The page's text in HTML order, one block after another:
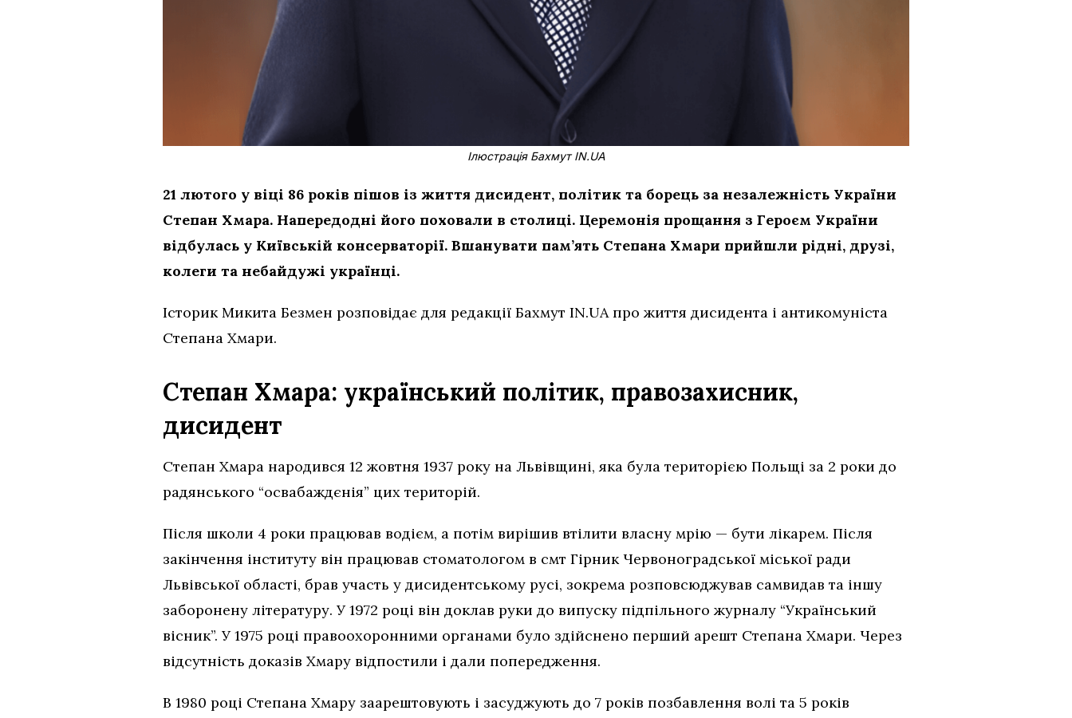
Ілюстрація Бахмут IN.UA
21 лютого у віці 86 років пішов із життя дисидент, політик та борець за незалежність України
Степан Хмара. Напередодні його поховали в столиці. Церемонія прощання з Героєм України
відбулась у Київській консерваторії. Вшанувати пам’ять Степана Хмари прийшли рідні, друзі,
колеги та небайдужі українці.
Історик Микита Безмен розповідає для редакції Бахмут IN.UA про життя дисидента і антикомуніста
Степана Хмари.
Степан Хмара: український політик, правозахисник,
дисидент
Степан Хмара народився 12 жовтня 1937 року на Львівщині, яка була територією Польщі за 2 роки до
радянського “освабаждєнія” цих територій.
Після школи 4 роки працював водієм, а потім вирішив втілити власну мрію — бути лікарем. Після
закінчення інституту він працював стоматологом в смт Гірник Червоноградської міської ради
Львівської області, брав участь у дисидентському русі, зокрема розповсюджував самвидав та іншу
заборонену літературу. У 1972 році він доклав руки до випуску підпільного журналу “Український
вісник”. У 1975 році правоохоронними органами було здійснено перший арешт Степана Хмари. Через
відсутність доказів Хмару відпостили і дали попередження.
В 1980 році Степана Хмару заарештовують і засуджують до 7 років позбавлення волі та 5 років